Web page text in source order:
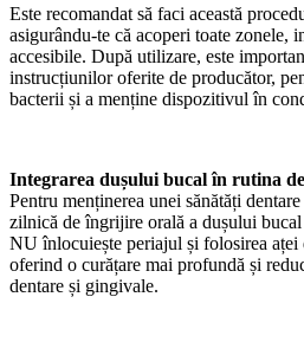
Este recomandat să faci această
asigurându-te că acoperi toate zonele,
accesibile. După utilizare, este
instrucțiunilor oferite de producător,
bacterii și a menține dispozitivul în
Integrarea dușului bucal în rutina
Pentru menținerea unei sănătăți
zilnică de îngrijire orală a dușului bucal
NU înlocuiește periajul și folosirea aței
oferind o curățare mai profundă și
dentare și gingivale.